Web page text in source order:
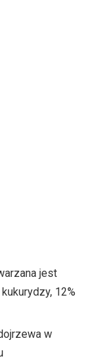
jest
12%
w